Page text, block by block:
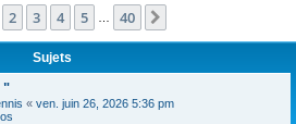
1sur40
2 3 4 5 40
Sujets
"
« ven. juin 26, 2026 5:36 pm